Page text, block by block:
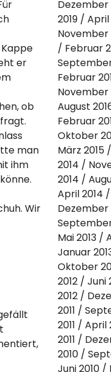
er
ob
man
ihm
Wir
Dezember
2019
April
November
Februar
Februar
November
August
Februar
Oktober
März 2015
2014
2014
April 2014
Dezember
Mai 2013
Januar
Oktober
2012
Juni
2012
2011
2011
April
2011
2010
Juni 2010